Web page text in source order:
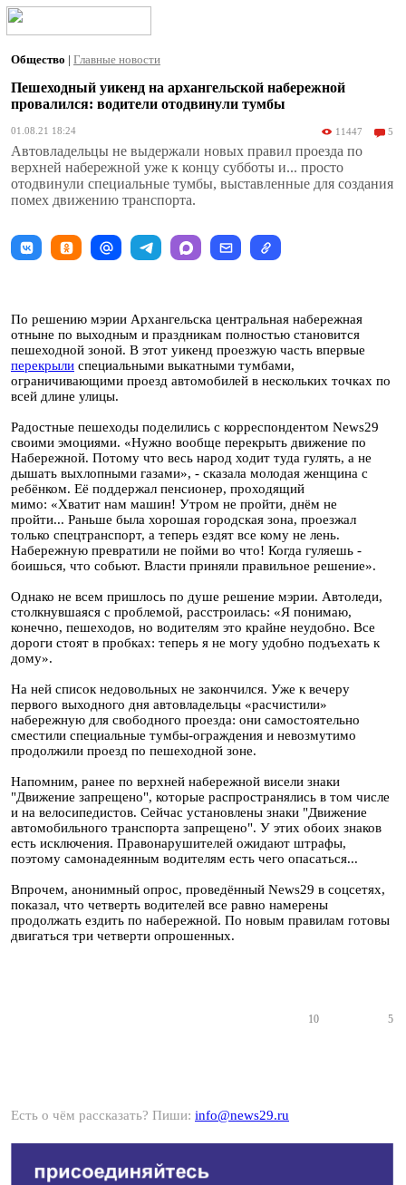
Общество | Главные новости
Пешеходный уикенд на архангельской набережной
провалился: водители отодвинули тумбы
01.08.21 18:24 11447 5
Автовладельцы не выдержали новых правил проезда по
верхней набережной уже к концу субботы и... просто
отодвинули специальные тумбы, выставленные для создания
помех движению транспорта.
По решению мэрии Архангельска центральная набережная
отныне по выходным и праздникам полностью становится
пешеходной зоной. В этот уикенд проезжую часть впервые
перекрыли специальными выкатными тумбами,
ограничивающими проезд автомобилей в нескольких точках по
всей длине улицы.
Радостные пешеходы поделились с корреспондентом News29
своими эмоциями. «Нужно вообще перекрыть движение по
Набережной. Потому что весь народ ходит туда гулять, а не
дышать выхлопными газами», - сказала молодая женщина с
ребёнком. Её поддержал пенсионер, проходящий
мимо: «Хватит нам машин! Утром не пройти, днём не
пройти... Раньше была хорошая городская зона, проезжал
только спецтранспорт, а теперь ездят все кому не лень.
Набережную превратили не пойми во что! Когда гуляешь -
боишься, что собьют. Власти приняли правильное решение».
Однако не всем пришлось по душе решение мэрии. Автоледи,
столкнувшаяся с проблемой, расстроилась: «Я понимаю,
конечно, пешеходов, но водителям это крайне неудобно. Все
дороги стоят в пробках: теперь я не могу удобно подъехать к
дому».
На ней список недовольных не закончился. Уже к вечеру
первого выходного дня автовладельцы «расчистили»
набережную для свободного проезда: они самостоятельно
сместили специальные тумбы-ограждения и невозмутимо
продолжили проезд по пешеходной зоне.
Напомним, ранее по верхней набережной висели знаки
"Движение запрещено", которые распространялись в том числе
и на велосипедистов. Сейчас установлены знаки "Движение
автомобильного транспорта запрещено". У этих обоих знаков
есть исключения. Правонарушителей ожидают штрафы,
поэтому самонадеянным водителям есть чего опасаться...
Впрочем, анонимный опрос, проведённый News29 в соцсетях,
показал, что четверть водителей все равно намерены
продолжать ездить по набережной. По новым правилам готовы
двигаться три четверти опрошенных.
10 5
Есть о чём рассказать? Пиши: info@news29.ru